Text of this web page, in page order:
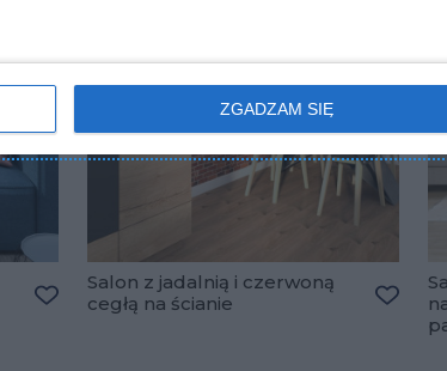
ZGADZAM SIĘ
Salon z jadalnią i czerwoną
cegłą na ścianie
Dodaj